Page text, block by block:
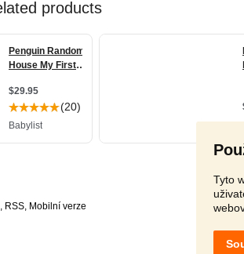
Tyto
, RSS,